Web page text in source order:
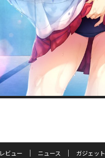
レビュー ニュース ガジェット